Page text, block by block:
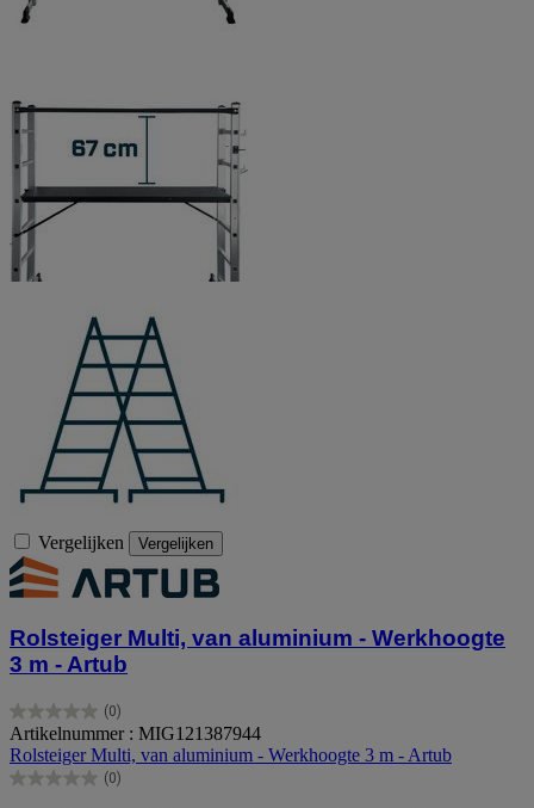
Vergelijken Vergelijken
Rolsteiger Multi, van aluminium - Werkhoogte
3 m - Artub
(0)
0.0
van
de
5
Artikelnummer : MIG121387944
Rolsteiger Multi, van aluminium - Werkhoogte 3 m - Artub
(0)
0.0